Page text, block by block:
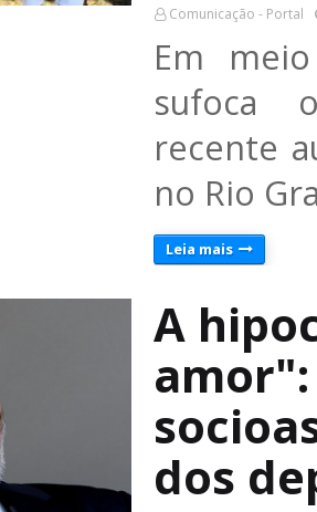
Comunicação - Portal
Em
sufoca
recente
no Rio
Leia mais
A
dos